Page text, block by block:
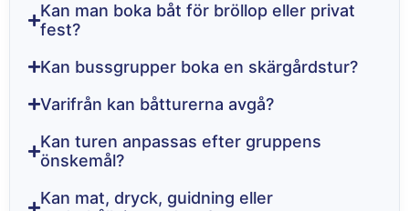
Kan man boka båt för bröllop eller privat
fest?
Kan bussgrupper boka en skärgårdstur?
Varifrån kan båtturerna avgå?
Kan turen anpassas efter gruppens
önskemål?
Kan mat, dryck, guidning eller